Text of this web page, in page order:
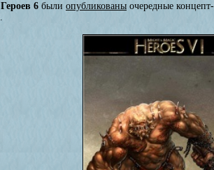
Героев 6 были опубликованы очередные
.